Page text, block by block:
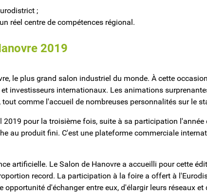
;
réel centre de compétences régional.
2019
le plus grand salon industriel du monde. À cette
investisseurs internationaux. Les animations
comme l'accueil de nombreuses personnalités sur le
2019 pour la troisième fois, suite à sa participation l'année
au produit fini. C'est une plateforme commerciale
artificielle. Le Salon de Hanovre a accueilli pour cette
record. La participation à la foire a offert à
d'échanger entre eux, d'élargir leurs réseaux